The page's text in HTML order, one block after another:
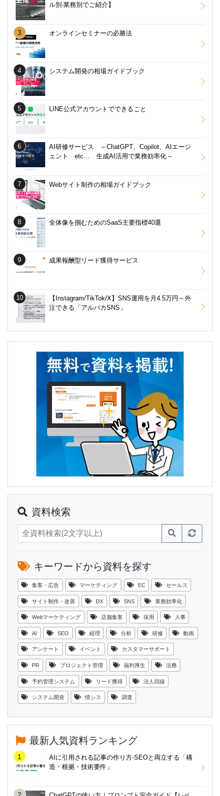
ル別‧業務別でご紹介】
オンラインセミナーの必勝法
システム開発の相場ガイドブック
LINE公式アカウントでできること
AI研修サービス ～ChatGPT、Copilot、AIエージ
ェント etc… 生成AI活用で業務効率化～
Webサイト制作の相場ガイドブック
全体像を掴むためのSaaS主要指標40選
成果報酬型リード獲得サービス
【Instagram/TikTok/X】SNS運用を月4.5万円～外
注できる「アルパカSNS」
資料検索
キーワードから資料を探す
集客・広告 マーケティング EC セールス
サイト制作・改善 DX SNS 業務効率化
Webマーケティング 店舗集客 採用 人事
AI SEO 経理 分析 研修 動画
アンケート イベント カスタマーサポート
PR プロジェクト管理 福利厚生 法務
予約管理システム リード獲得 法人回線
システム開発 情シス 調査
最新人気資料ランキング
AIに引用される記事の作り方-SEOと両立する「構
造・根拠・技術要件」